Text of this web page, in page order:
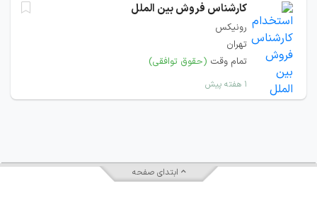
کارشناس فروش بین الملل
رونیکس
تهران
تمام وقت (حقوق توافقی)
۱ هفته پیش
ابتدای صفحه